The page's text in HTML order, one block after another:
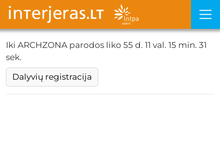
Iki ARCHZONA parodos liko 55 d. 11 val. 15 min. 29
sek.
Dalyvių registracija